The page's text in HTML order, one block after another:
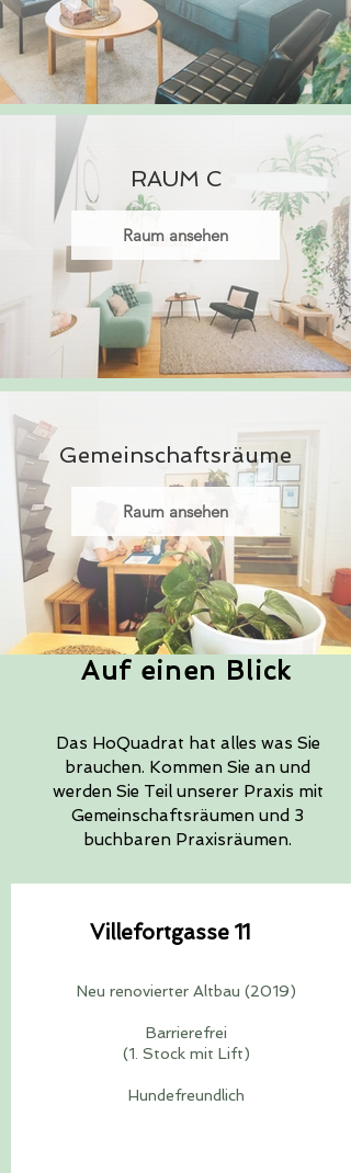
RAUM C
Raum ansehen
Gemeinschaftsräume
Raum ansehen
Auf einen Blick
Das HoQuadrat hat alles was Sie
brauchen. Kommen Sie an und
werden Sie Teil unserer Praxis mit
Gemeinschaftsräumen und 3
buchbaren Praxisräumen.
Villefortgasse 11
​Neu renovierter Altbau (2019)
Barrierefrei
(1. Stock mit Lift)
Hundefreundlich